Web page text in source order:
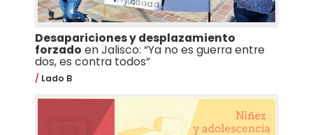
Desapariciones y desplazamiento
forzado en Jalisco: “Ya no es guerra entre
dos, es contra todos”
Lado B